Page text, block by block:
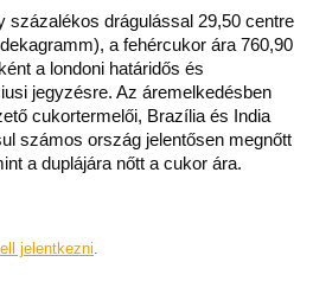
százalékos drágulással 29,50 centre
a fehércukor ára 760,90
a londoni határidős és
jegyzésre. Az áremelkedésben
cukortermelői, Brazília és India
számos ország jelentősen megnőtt
a duplájára nőtt a cukor ára.
jelentkezni.